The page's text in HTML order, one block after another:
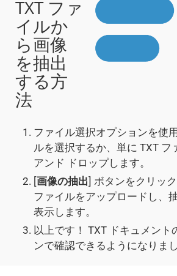
TXT ファ
イルか
ら画像
を抽出
する方
法
ファイル選択オプションを使
ルを選択するか、単に TXT フ
アンド ドロップします。
[画像の抽出] ボタンをクリッ
ファイルをアップロードし、
表示します。
以上です！ TXT ドキュメント
ンで確認できるようになりまし